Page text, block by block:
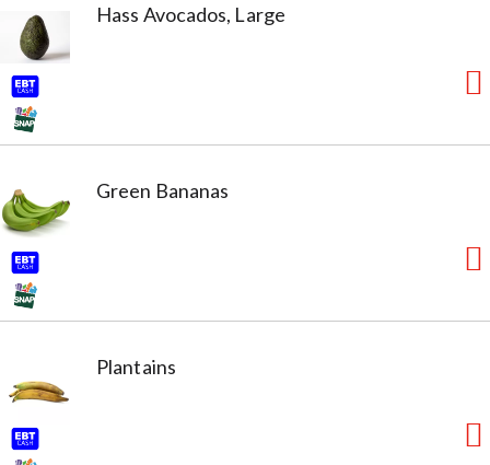
Hass Avocados, Large
Green Bananas
Plantains